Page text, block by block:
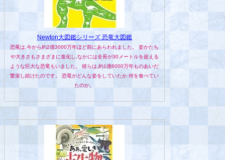
Newton大図鑑シリーズ 恐竜大図鑑
恐竜は,今から約2億3000万年ほど前にあらわれました。 姿かたち
や大きさもさまざまに進化し,なかには全長が30メートルを超える
ような巨大な恐竜もいました。 彼らは,約1億6000万年ものあいだ
繁栄し続けたのです。 恐竜がどんな姿をしていたか,何を食べてい
たのか。